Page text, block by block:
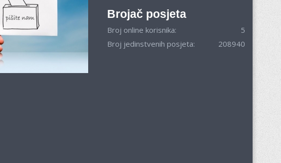
Brojač posjeta
Broj online korisnika:
5
Broj jedinstvenih posjeta:
208940